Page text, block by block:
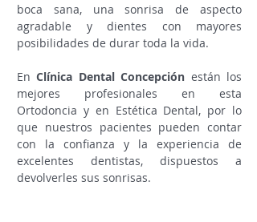
boca sana, una sonrisa de aspecto
agradable y dientes con mayores
posibilidades de durar toda la vida.
EnClínica Dental Concepción están los
mejores profesionales en esta
Ortodoncia y en Estética Dental, por lo
que nuestros pacientes pueden contar
con la confianza y la experiencia de
excelentes dentistas, dispuestos a
devolverles sus sonrisas.